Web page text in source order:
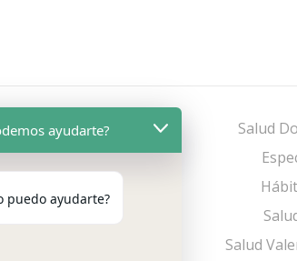
Salud
Salud
ayudarte?
puedo ayudarte?